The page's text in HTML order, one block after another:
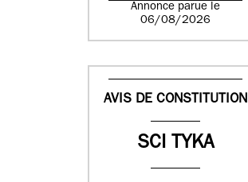
Annonce parue le
06/08/2026
AVIS DE CONSTITUTION
SCI TYKA